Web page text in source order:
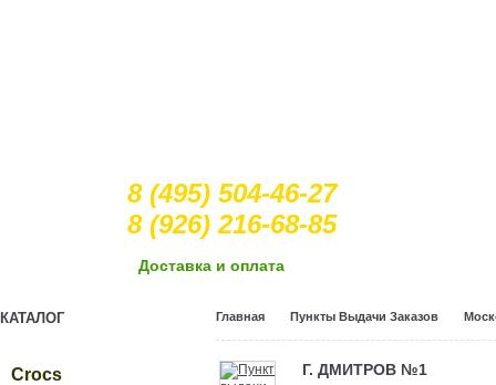
8 (495) 504-46-27
8 (926) 216-68-85
Доcтавка и оплата
КАТАЛОГ
Crocs
Главная Пункты Выдачи Заказов
Г. ДМИТРОВ №1